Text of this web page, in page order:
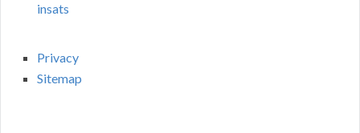
insats
Privacy
Sitemap